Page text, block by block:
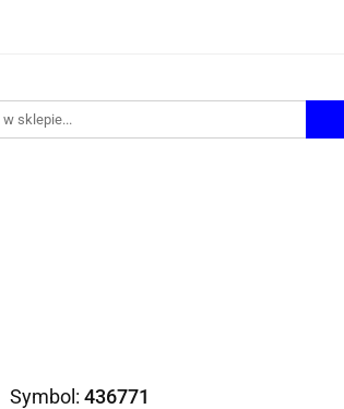
Symbol: 436771